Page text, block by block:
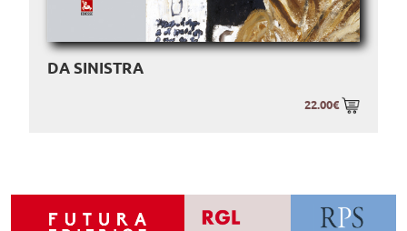
DA SINISTRA
22.00€